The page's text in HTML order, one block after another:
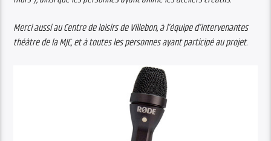
Merci aussi au Centre de loisirs de Villebon, à l’équipe d’intervenantes
théâtre de la MJC, et à toutes les personnes ayant participé au projet.